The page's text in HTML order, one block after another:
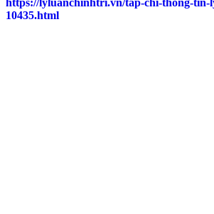
https://lyluanchinhtri.vn/tap-chi-thong-tin-
10435.html